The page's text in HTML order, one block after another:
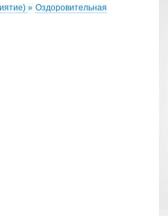
» Оздоровительная